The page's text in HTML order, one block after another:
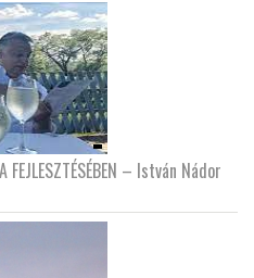
FEJLESZTÉSÉBEN – István Nádor